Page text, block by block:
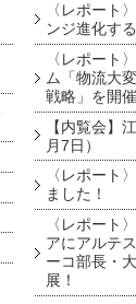
〈レポート
ンジ進化す
〈レポート
ム「物流大
戦略」を開
【内覧会】
月7日）
〈レポート
ました！
〈レポート
アにアルテ
ーコ部長・
展！